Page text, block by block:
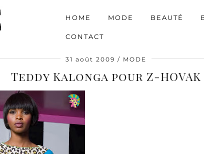
HOME MODE BEAUTÉ
CONTACT
31 août 2009 MODE
Teddy Kalonga pour Z-HOVAK